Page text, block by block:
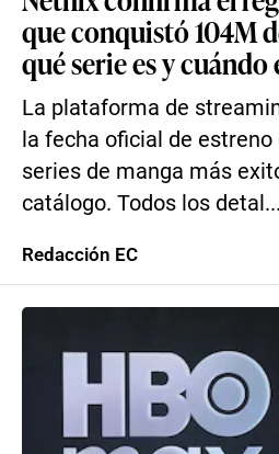
que conquistó 104M
qué serie es y cuándo
La plataforma de
la fecha oficial de
series de manga más
catálogo. Todos los detal...
Redacción EC